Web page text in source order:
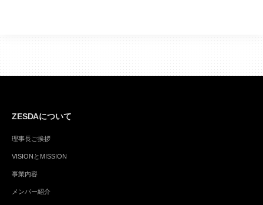
ZESDAについて
理事長ご挨拶
VISIONとMISSION
事業内容
メンバー紹介